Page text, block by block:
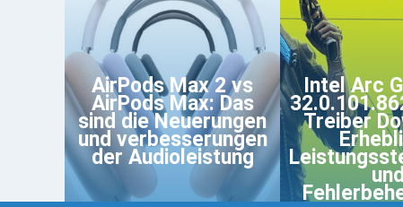
AirPods Max 2 vs
AirPods Max: Das
sind die Neuerungen
und verbesserungen
der Audioleistung
Intel Arc
Treiber
und